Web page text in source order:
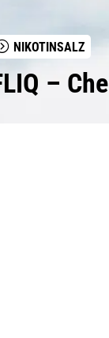
NIKOTINSALZ
–